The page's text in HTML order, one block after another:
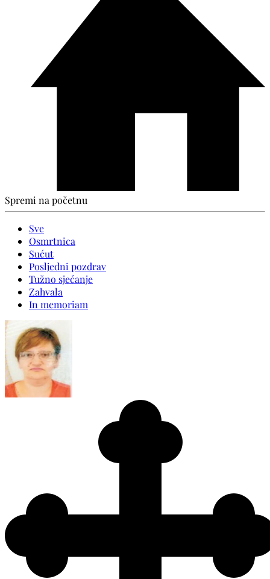
Spremi na početnu
Sve
Osmrtnica
Sućut
Posljedni pozdrav
Tužno sjećanje
Zahvala
In memoriam